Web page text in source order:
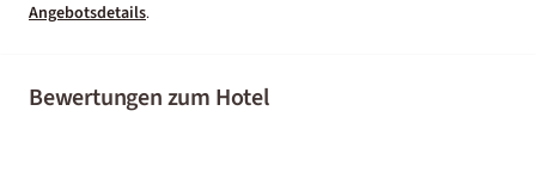
Angebotsdetails.
Bewertungen zum Hotel